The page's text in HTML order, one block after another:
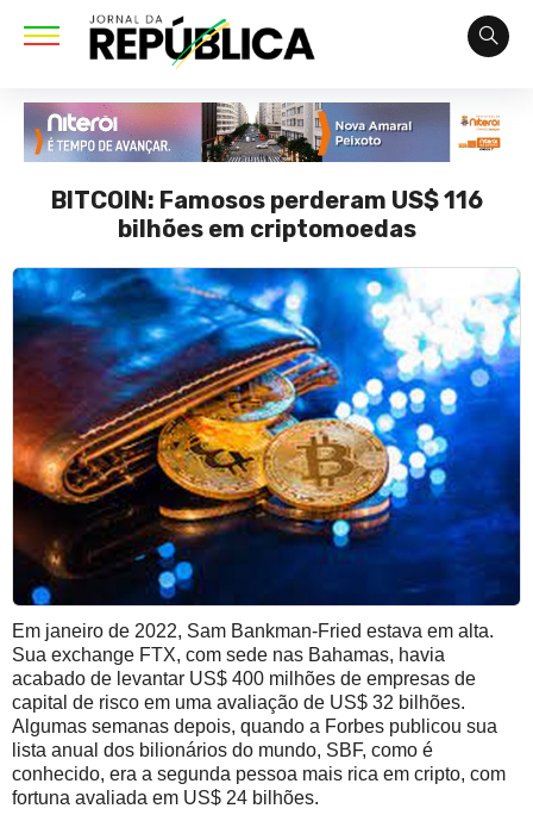
BITCOIN: Famosos perderam US$ 116
bilhões em criptomoedas
Em janeiro de 2022, Sam Bankman-Fried estava em alta.
Sua exchange FTX, com sede nas Bahamas, havia
acabado de levantar US$ 400 milhões de empresas de
capital de risco em uma avaliação de US$ 32 bilhões.
Algumas semanas depois, quando a Forbes publicou sua
lista anual dos bilionários do mundo, SBF, como é
conhecido, era a segunda pessoa mais rica em cripto, com
fortuna avaliada em US$ 24 bilhões.